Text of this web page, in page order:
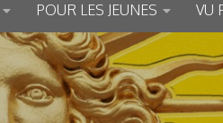
POUR LES JEUNES VU